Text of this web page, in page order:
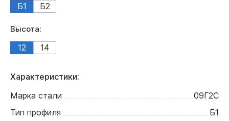
Б1 Б2
Высота:
12 14
Характеристики:
Марка стали
09Г2С
Тип профиля
Б1